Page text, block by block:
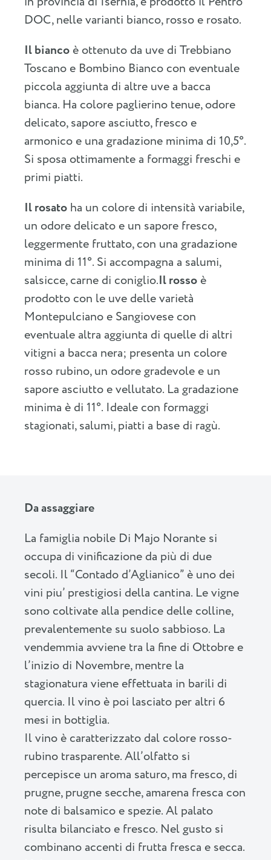
DOC, nelle varianti bianco, rosso e rosato.
Il biancoè ottenuto da uve di Trebbiano
Toscano e Bombino Bianco con eventuale
piccola aggiunta di altre uve a bacca
bianca. Ha colore paglierino tenue, odore
delicato, sapore asciutto, fresco e
armonico e una gradazione minima di 10,5°.
Si sposa ottimamente a formaggi freschi e
primi piatti.
Il rosato ha un colore di intensità variabile,
un odore delicato e un sapore fresco,
leggermente fruttato, con una gradazione
minima di 11°. Si accompagna a salumi,
salsicce, carne di coniglio.Il rossoè
prodotto con le uve delle varietà
Montepulciano e Sangiovese con
eventuale altra aggiunta di quelle di altri
vitigni a bacca nera; presenta un colore
rosso rubino, un odore gradevole e un
sapore asciutto e vellutato. La gradazione
minima è di 11°. Ideale con formaggi
stagionati, salumi, piatti a base di ragù.
Da assaggiare
La famiglia nobile Di Majo Norante si
occupa di vinificazione da più di due
secoli. Il “Contado d’Aglianico” è uno dei
vini piu’ prestigiosi della cantina. Le vigne
sono coltivate alla pendice delle colline,
prevalentemente su suolo sabbioso. La
vendemmia avviene tra la fine di Ottobre e
l’inizio di Novembre, mentre la
stagionatura viene effettuata in barili di
quercia. Il vino è poi lasciato per altri 6
mesi in bottiglia.
Il vino è caratterizzato dal colore rosso-
rubino trasparente. All’olfatto si
percepisce un aroma saturo, ma fresco, di
prugne, prugne secche, amarena fresca con
note di balsamico e spezie. Al palato
risulta bilanciato e fresco. Nel gusto si
combinano accenti di frutta fresca e secca.